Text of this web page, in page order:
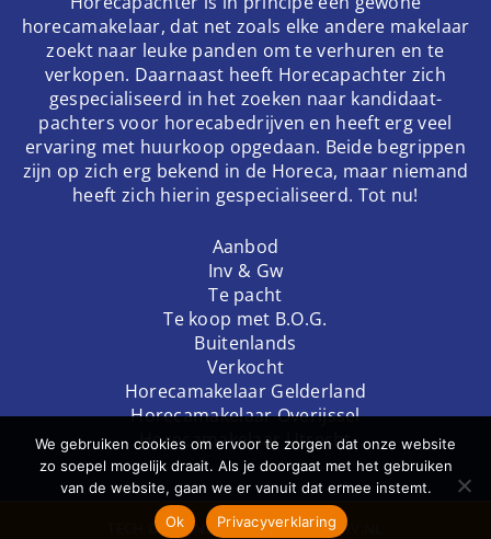
horecamakelaar, dat net zoals elke andere makelaar
zoekt naar leuke panden om te verhuren en te
verkopen. Daarnaast heeft Horecapachter zich
gespecialiseerd in het zoeken naar kandidaat-
pachters voor horecabedrijven en heeft erg veel
ervaring met huurkoop opgedaan. Beide begrippen
zijn op zich erg bekend in de Horeca, maar niemand
heeft zich hierin gespecialiseerd. Tot nu!
Aanbod
Inv & Gw
Te pacht
Te koop met B.O.G.
Buitenlands
Verkocht
Horecamakelaar Gelderland
Horecamakelaar Overijssel
Horecamakelaar Utrecht
DODO.NL | DESIGNSTUDIOVIV.NL
We gebruiken cookies om ervoor te zorgen dat onze website
zo soepel mogelijk draait. Als je doorgaat met het gebruiken
van de website, gaan we er vanuit dat ermee instemt.
Ok
Privacyverklaring